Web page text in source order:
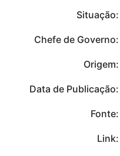
Situação:
Chefe de Governo:
Origem:
Data de Publicação:
Fonte:
Link: